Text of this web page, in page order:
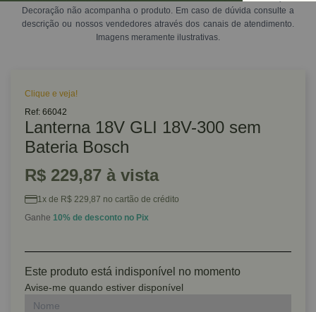
Decoração não acompanha o produto. Em caso de dúvida consulte a
descrição ou nossos vendedores através dos canais de atendimento.
Imagens meramente ilustrativas.
Clique e veja!
Ref: 66042
Lanterna 18V GLI 18V-300 sem
Bateria Bosch
R$ 229,87 à vista
1x de R$ 229,87 no cartão de crédito
Ganhe 10% de desconto no Pix
Este produto está indisponível no momento
Avise-me quando estiver disponível